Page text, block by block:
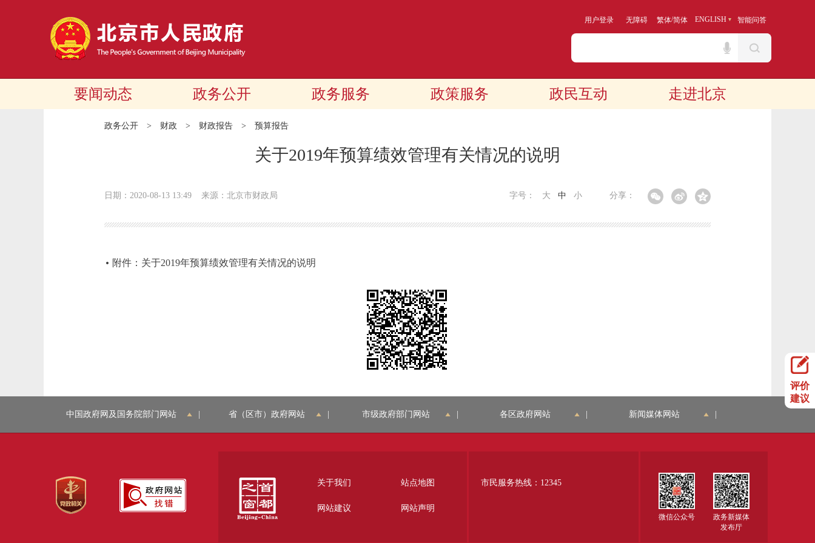
用户登录 无障碍 繁体/简体 ENGLISH 智能问答
要闻动态 政务公开 政务服务 政策服务 政民互动 走进北京
政务公开 > 财政 > 财政报告 > 预算报告
关于2019年预算绩效管理有关情况的说明
日期：2020-08-13 13:49 来源：北京市财政局 分享：
字号： 大 中 小
附件：关于2019年预算绩效管理有关情况的说明
评价
建议
中国政府网及国务院部门网站 省（区市）政府网站 市级政府部门网站 各区政府网站 新闻媒体网站
关于我们 站点地图
网站建议 网站声明
市民服务热线：12345
微信公众号
政务新媒体
发布厅